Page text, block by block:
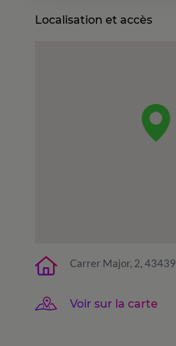
Localisation et accès
Carrer Major, 2,
Voir sur la carte